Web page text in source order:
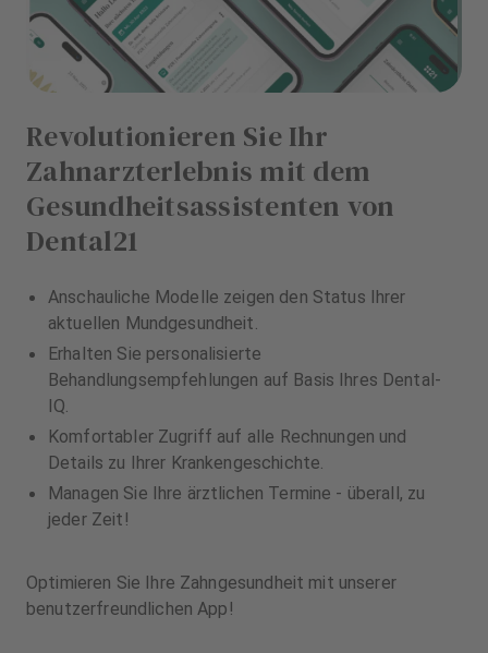
Revolutionieren Sie Ihr
Zahnarzterlebnis mit dem
Gesundheitsassistenten von
Dental21
Anschauliche Modelle zeigen den Status Ihrer
aktuellen Mundgesundheit.
Erhalten Sie personalisierte
Behandlungsempfehlungen auf Basis Ihres Dental-
IQ.
Komfortabler Zugriff auf alle Rechnungen und
Details zu Ihrer Krankengeschichte.
Managen Sie Ihre ärztlichen Termine - überall, zu
jeder Zeit!
Optimieren Sie Ihre Zahngesundheit mit unserer
benutzerfreundlichen App!